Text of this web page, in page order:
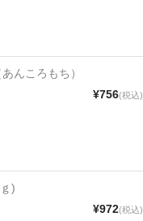
んころもち）
¥756(税込)
)
¥972(税込)